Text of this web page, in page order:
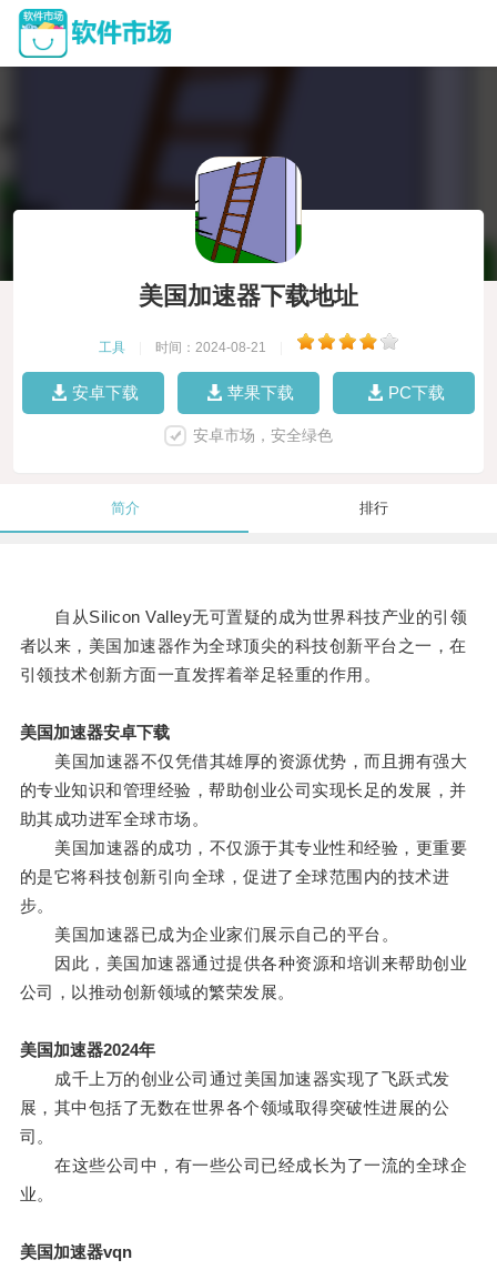
美国加速器下载地址
工具 时间：2024-08-21
安卓下载 苹果下载 PC下载
安卓市场，安全绿色
简介 排行
自从Silicon Valley无可置疑的成为世界科技产业的引领
者以来，美国加速器作为全球顶尖的科技创新平台之一，在
引领技术创新方面一直发挥着举足轻重的作用。
美国加速器安卓下载
美国加速器不仅凭借其雄厚的资源优势，而且拥有强大
的专业知识和管理经验，帮助创业公司实现长足的发展，并
助其成功进军全球市场。
美国加速器的成功，不仅源于其专业性和经验，更重要
的是它将科技创新引向全球，促进了全球范围内的技术进
步。
美国加速器已成为企业家们展示自己的平台。
因此，美国加速器通过提供各种资源和培训来帮助创业
公司，以推动创新领域的繁荣发展。
美国加速器2024年
成千上万的创业公司通过美国加速器实现了飞跃式发
展，其中包括了无数在世界各个领域取得突破性进展的公
司。
在这些公司中，有一些公司已经成长为了一流的全球企
业。
美国加速器vqn